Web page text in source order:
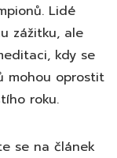
Lidé
zážitku, ale
kdy se
mohou oprostit
roku.
se na článek